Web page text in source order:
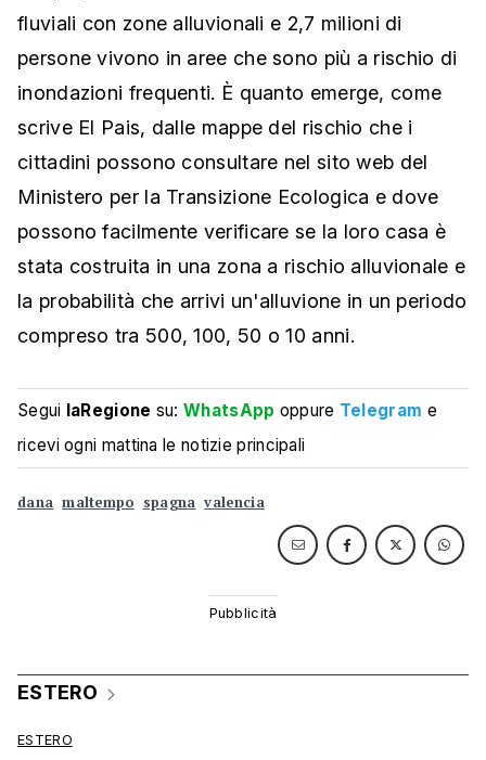
fluviali con zone alluvionali e 2,7 milioni di
persone vivono in aree che sono più a rischio di
inondazioni frequenti. È quanto emerge, come
scrive El Pais, dalle mappe del rischio che i
cittadini possono consultare nel sito web del
Ministero per la Transizione Ecologica e dove
possono facilmente verificare se la loro casa è
stata costruita in una zona a rischio alluvionale e
la probabilità che arrivi un'alluvione in un periodo
compreso tra 500, 100, 50 o 10 anni.
Segui laRegione su:WhatsApp oppure Telegram e
ricevi ogni mattina le notizie principali
dana maltempo spagna valencia
ESTERO
ESTERO